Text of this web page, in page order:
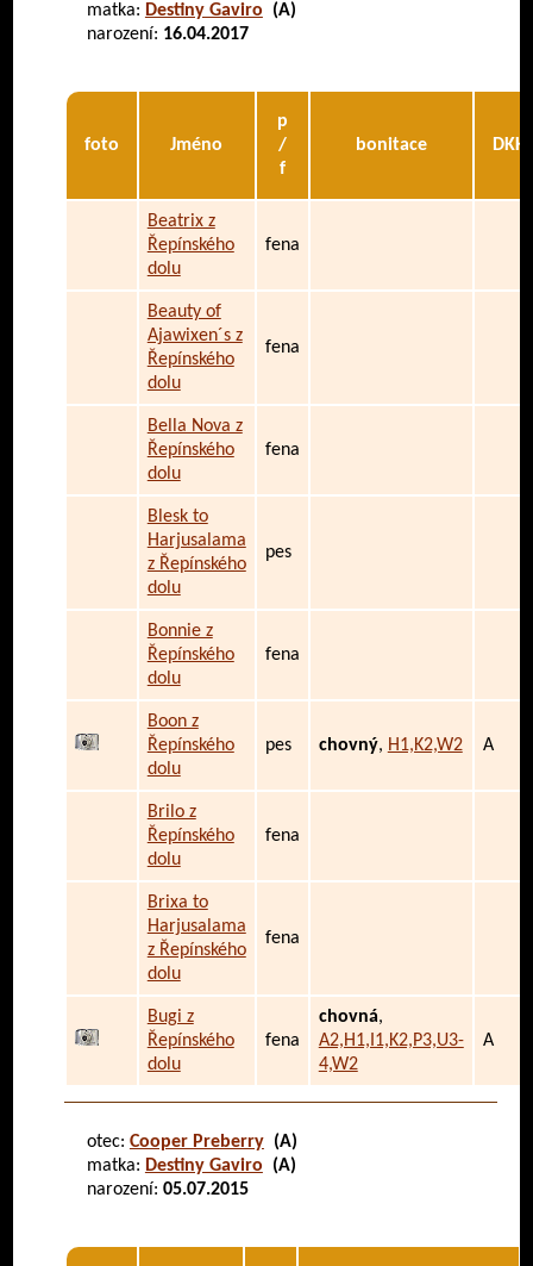
matka: Destiny Gaviro (A)
narození: 16.04.2017
foto Jméno
p
/
f
bonitace DKK
Beatrix z
Řepínského
dolu
fena
Beauty of
Ajawixen´s z
Řepínského
dolu
fena
Bella Nova z
Řepínského
dolu
fena
Blesk to
Harjusalama
z Řepínského
dolu
pes
Bonnie z
Řepínského
dolu
fena
Boon z
Řepínského
dolu
pes chovný, H1,K2,W2 A
Brilo z
Řepínského
dolu
fena
Brixa to
Harjusalama
z Řepínského
dolu
fena
Bugi z
Řepínského
dolu
fena
chovná,
A2,H1,I1,K2,P3,U3-
4,W2
A
otec: Cooper Preberry(A)
matka: Destiny Gaviro (A)
narození: 05.07.2015